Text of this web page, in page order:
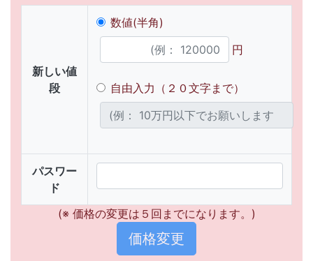
新しい値
段
数値(半角)
円
自由入力（２０文字まで）
パスワー
ド
(※ 価格の変更は５回までになります。)